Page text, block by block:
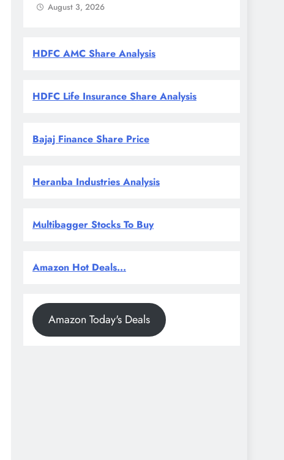
August 3, 2026
HDFC AMC Share Analysis
HDFC Life Insurance Share Analysis
Bajaj Finance Share Price
Heranba Industries Analysis
Multibagger Stocks To Buy
Amazon Hot Deals...
Amazon Today's Deals